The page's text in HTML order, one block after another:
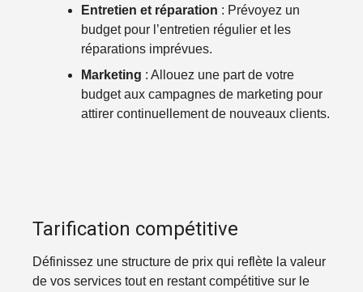
Entretien et réparation : Prévoyez un
budget pour l’entretien régulier et les
réparations imprévues.
Marketing : Allouez une part de votre
budget aux campagnes de marketing pour
attirer continuellement de nouveaux clients.
Tarification compétitive
Définissez une structure de prix qui reflète la valeur
de vos services tout en restant compétitive sur le